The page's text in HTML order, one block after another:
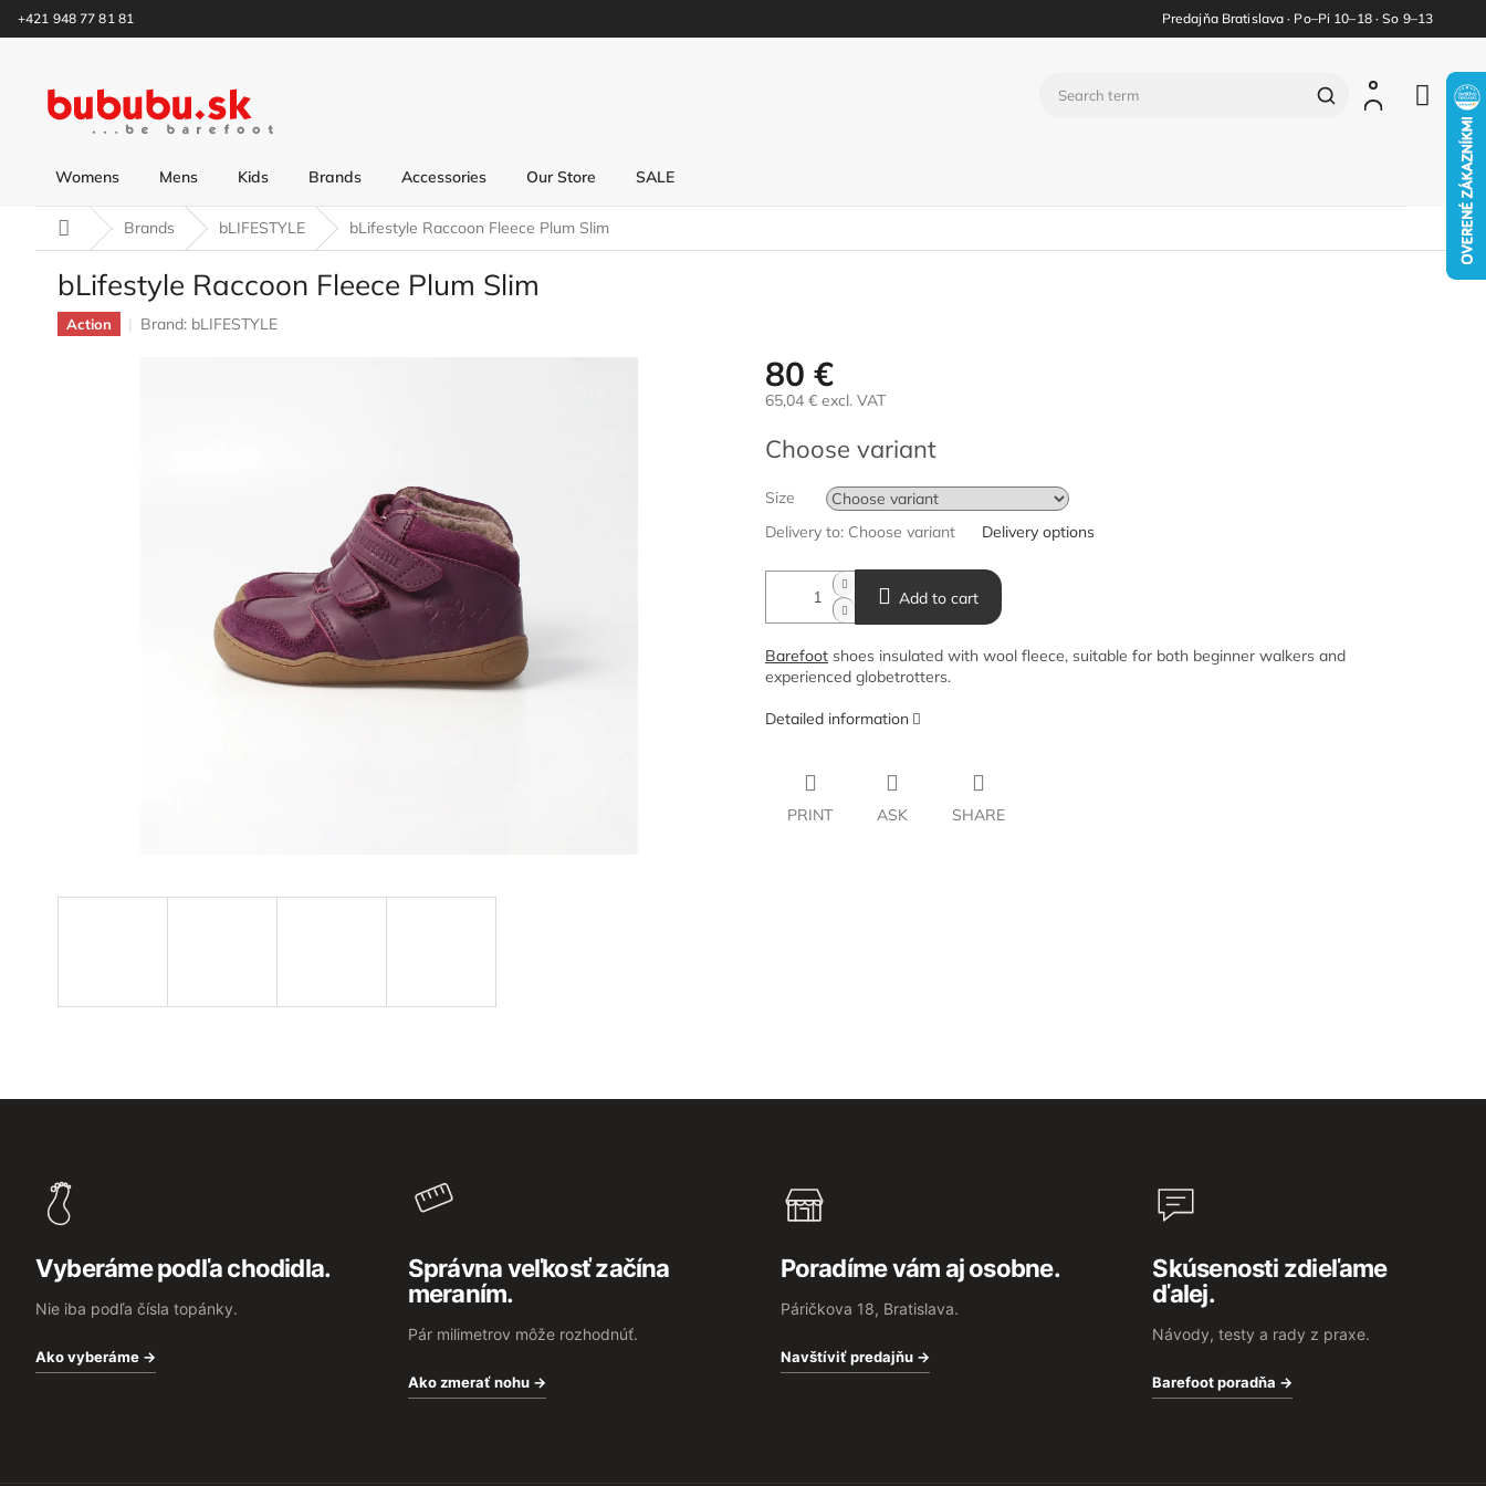
+421 948 77 81 81 Predajňa Bratislava · Po–Pi 10–18 · So 9–13
Womens Mens Kids Brands Accessories Our Store SALE
Home Brands bLIFESTYLE bLifestyle Raccoon Fleece Plum Slim
bLifestyle Raccoon Fleece Plum Slim
Action Brand: bLIFESTYLE
80 €
65,04 € excl. VAT
price:
Choose variant
Size
Delivery to: Choose variant Delivery options
Add to cart
Barefoot shoes insulated with wool fleece, suitable for both beginner walkers and
experienced globetrotters.
Detailed information
PRINT ASK SHARE
Vyberáme podľa chodidla.
Nie iba podľa čísla topánky.
Ako vyberáme →
Správna veľkosť začína
meraním.
Pár milimetrov môže rozhodnúť.
Ako zmerať nohu →
Poradíme vám aj osobne.
Páričkova 18, Bratislava.
Navštíviť predajňu →
Skúsenosti zdieľame
ďalej.
Návody, testy a rady z praxe.
Barefoot poradňa →